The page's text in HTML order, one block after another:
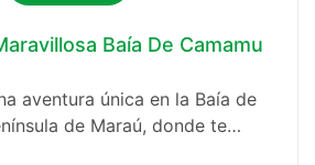
Baía De Camamu
aventura única en la Baía de
de Maraú, donde te